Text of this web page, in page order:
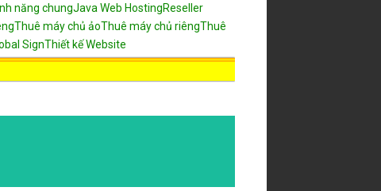
năng chungJava Web HostingReseller
Thuê máy chủ ảoThuê máy chủ riêngThuê
SignThiết kế Website